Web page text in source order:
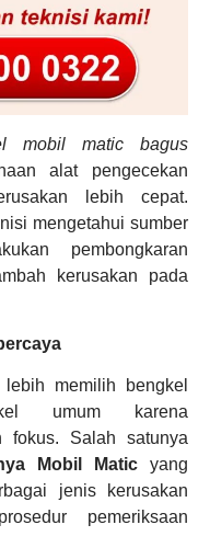
mobil matic bagus
alat pengecekan
lebih cepat.
mengetahui sumber
pembongkaran
kerusakan pada
memilih bengkel
umum karena
fokus. Salah satunya
Mobil Matic yang
jenis kerusakan
pemeriksaan